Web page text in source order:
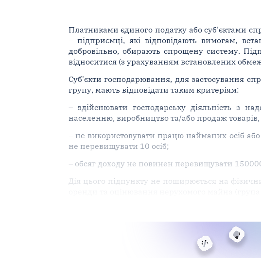
Платниками єдиного податку або суб'єктами
– підприємці, які відповідають вимогам,
добровільно, обирають спрощену систему.
відноситися (з урахуванням встановлених
Суб'єкти господарювання, для застосування
групу, мають відповідати таким критеріям:
– здійснювати господарську діяльність з
населенню, виробництво та/або продаж товарів,
– не використовувати працю найманих осіб або
не перевищувати 10 осіб;
– обсяг доходу не повинен перевищувати
Дія цього підпункту не поширюється на